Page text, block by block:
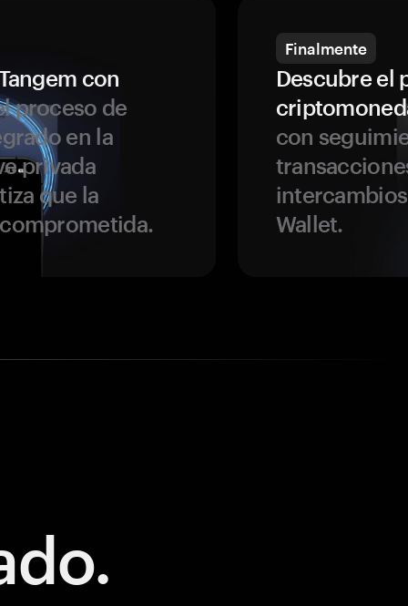
con
proceso de
en la
privada
que la
Finalmente
Descubre el
con
Wallet.